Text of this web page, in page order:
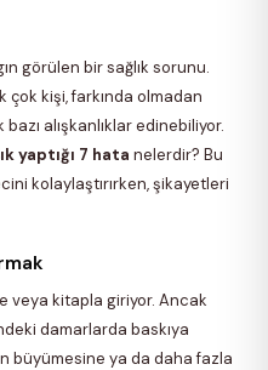
görülen bir sağlık sorunu.
çok kişi, farkında olmadan
alışkanlıklar edinebiliyor.
yaptığı 7 hata nelerdir? Bu
kolaylaştırırken, şikayetleri
veya kitapla giriyor. Ancak
damarlarda baskıya
büyümesine ya da daha fazla